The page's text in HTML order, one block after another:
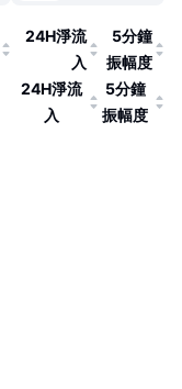
24H淨流
入
5分鐘
振幅度
24H淨流
入
5分鐘
振幅度